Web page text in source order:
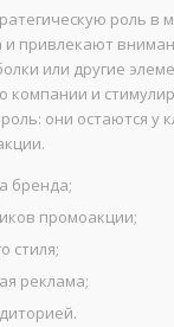
роль
привлекают
или другие
и
они остаются у
бренда;
промоакции;
стиля;
реклама;